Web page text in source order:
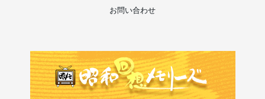
お問い合わせ